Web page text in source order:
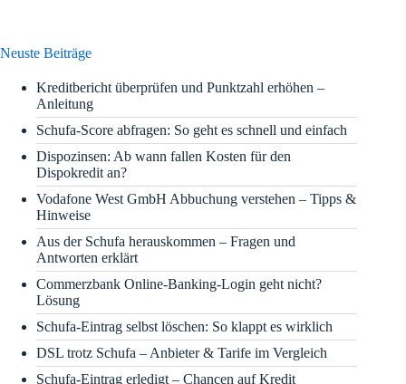
Neuste Beiträge
Kreditbericht überprüfen und Punktzahl erhöhen –
Anleitung
Schufa-Score abfragen: So geht es schnell und einfach
Dispozinsen: Ab wann fallen Kosten für den
Dispokredit an?
Vodafone West GmbH Abbuchung verstehen – Tipps &
Hinweise
Aus der Schufa herauskommen – Fragen und
Antworten erklärt
Commerzbank Online-Banking-Login geht nicht?
Lösung
Schufa-Eintrag selbst löschen: So klappt es wirklich
DSL trotz Schufa – Anbieter & Tarife im Vergleich
Schufa-Eintrag erledigt – Chancen auf Kredit